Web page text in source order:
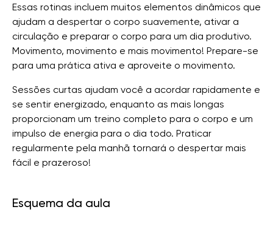
Essas rotinas incluem muitos elementos dinâmicos que
ajudam a despertar o corpo suavemente, ativar a
circulação e preparar o corpo para um dia produtivo.
Movimento, movimento e mais movimento! Prepare-se
para uma prática ativa e aproveite o movimento.
Sessões curtas ajudam você a acordar rapidamente e
se sentir energizado, enquanto as mais longas
proporcionam um treino completo para o corpo e um
impulso de energia para o dia todo. Praticar
regularmente pela manhã tornará o despertar mais
fácil e prazeroso!
Esquema da aula